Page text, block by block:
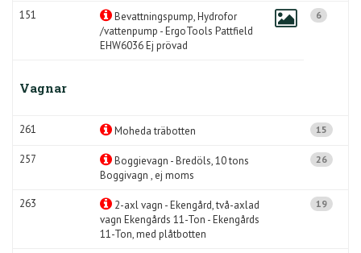
151
Bevattningspump, Hydrofor
/vattenpump - ErgoTools Pattfield
EHW6036 Ej prövad
6
Vagnar
261 Moheda träbotten 15
257
Boggievagn - Bredöls, 10 tons
Boggivagn , ej moms
26
263
2-axl vagn - Ekengård, två-axlad
vagn Ekengårds 11-Ton - Ekengårds
11-Ton, med plåtbotten
19